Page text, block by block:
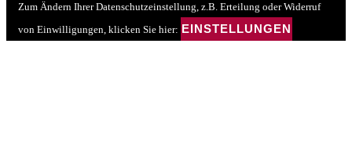
Zum Ändern Ihrer Datenschutzeinstellung, z.B. Erteilung oder Widerruf
von Einwilligungen, klicken Sie hier: EINSTELLUNGEN